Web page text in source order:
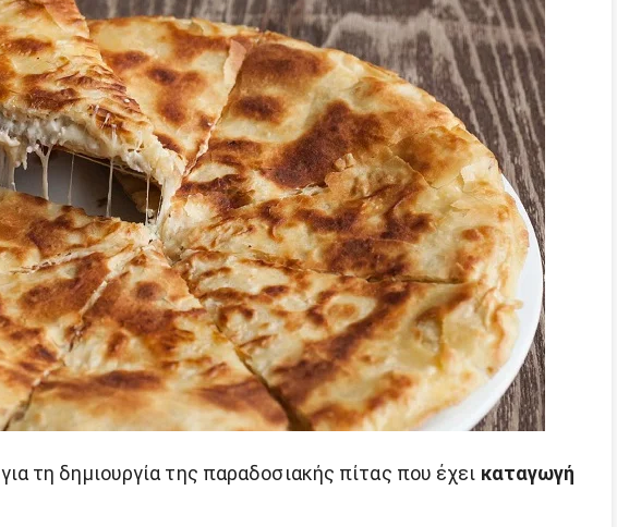
για τη δημιουργία της παραδοσιακής πίτας που έχει καταγωγή